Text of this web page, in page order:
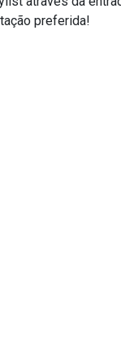
preferida!